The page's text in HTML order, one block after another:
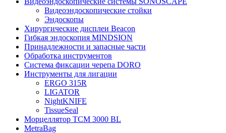
Видеоэндоскопические стойки
Эндоскопы
Хирургические дисплеи Beacon
Гибкая эндоскопия MINDSION
Принадлежности и запасные части
Обработка инструментов
Система фиксации черепа DORO
Инструменты для лигации
ERGO 315R
LIGATOR
NightKNIFE
TissueSeal
Морцеллятор ТСМ 3000 BL
MetraBag